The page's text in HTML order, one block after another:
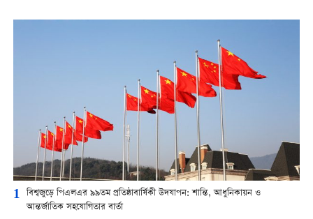
1 বিশ্বজুড়ে পিএলএর ৯৯তম প্রতিষ্ঠাবার্ষিকী উদযাপন: শান্তি, আধুনিকায়ন ও
আন্তর্জাতিক সহযোগিতার বার্তা